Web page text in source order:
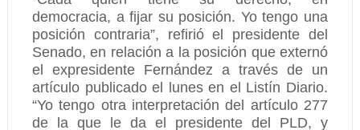
democracia, a fijar su posición. Yo tengo una
posición contraria”, refirió el presidente del
Senado, en relación a la posición que externó
el expresidente Fernández a través de un
artículo publicado el lunes en el Listín Diario.
“Yo tengo otra interpretación del artículo 277
de la que le da el presidente del PLD, y